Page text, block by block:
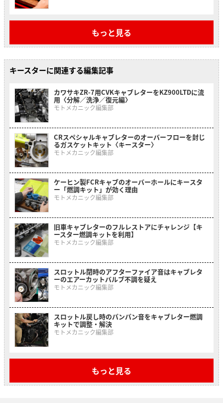
もっと見る
キースターに関連する編集記事
カワサキZR-7用CVKキャブレターをKZ900LTDに流
用〈分解／洗浄／復元編〉
モトメカニック編集部
CRスペシャルキャブレターのオーバーフローを封じ
るガスケットキット〈キースター〉
モトメカニック編集部
ケーヒン製FCRキャブのオーバーホールにキースタ
ー「燃調キット」が効く理由
モトメカニック編集部
旧車キャブレターのフルレストアにチャレンジ【キ
ースター燃調キットを利用】
モトメカニック編集部
スロットル閉時のアフターファイア音はキャブレタ
ーのエアーカットバルブ不調を疑え
モトメカニック編集部
スロットル戻し時のパンパン音をキャブレター燃調
キットで調整・解決
モトメカニック編集部
もっと見る